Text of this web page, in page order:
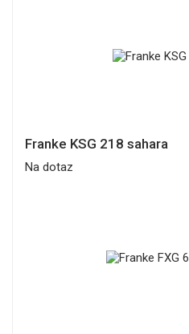
Franke KSG 218 sahara
Na dotaz